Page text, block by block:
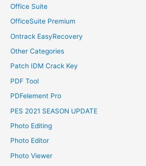
Office Suite
OfficeSuite Premium
Ontrack EasyRecovery
Other Categories
Patch IDM Crack Key
PDF Tool
PDFelement Pro
PES 2021 SEASON UPDATE
Photo Editing
Photo Editor
Photo Viewer